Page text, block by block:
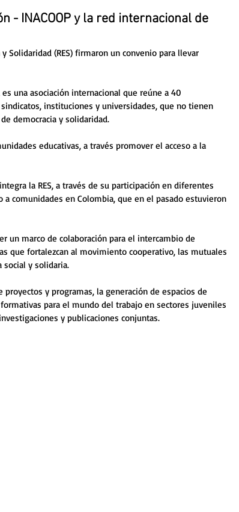
- INACOOP y la red internacional de
y Solidaridad (RES) firmaron un convenio para llevar
una asociación internacional que reúne a 40
instituciones y universidades, que no tienen
democracia y solidaridad.
educativas, a través promover el acceso a la
la RES, a través de su participación en diferentes
a comunidades en Colombia, que en el pasado estuvieron
un marco de colaboración para el intercambio de
que fortalezcan al movimiento cooperativo, las mutuales
social y solidaria.
y programas, la generación de espacios de
para el mundo del trabajo en sectores juveniles
y publicaciones conjuntas.